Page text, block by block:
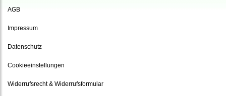
AGB
Impressum
Datenschutz
Cookieeinstellungen
Widerrufsrecht & Widerrufsformular